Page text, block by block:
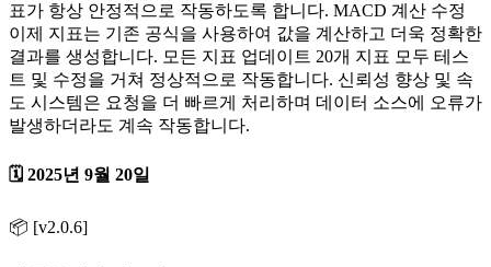
표가 항상 안정적으로 작동하도록 합니다. MACD 계산 수정
이제 지표는 기존 공식을 사용하여 값을 계산하고 더욱 정확한
결과를 생성합니다. 모든 지표 업데이트 20개 지표 모두 테스
트 및 수정을 거쳐 정상적으로 작동합니다. 신뢰성 향상 및 속
도 시스템은 요청을 더 빠르게 처리하며 데이터 소스에 오류가
발생하더라도 계속 작동합니다.
🗓️ 2025년 9월 20일
📦 [v2.0.6]